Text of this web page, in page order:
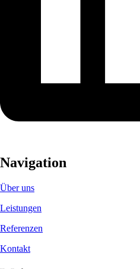
Navigation
Über uns
Leistungen
Referenzen
Kontakt